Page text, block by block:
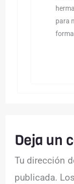
para
Deja un
Tu dirección
publicada.